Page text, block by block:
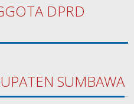
DPRD
SUMBAWA